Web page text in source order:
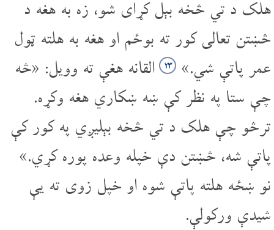
هلک د تي څخه بېل کړای شو، زه به هغه د
څښتن تعالی کور ته بوځم او هغه به هلته ټول
عمر پاتې شي.»
۲۳ القانه هغې ته وویل: «څه
چې ستا په نظر کې ښه ښکاري هغه وکړه.
ترڅو چې هلک د تي څخه بېلیږي په کور کې
پاتې شه، څښتن دې خپله وعده پوره کړي.»
نو ښځه هلته پاتې شوه او خپل زوی ته یې
شیدې ورکولې.